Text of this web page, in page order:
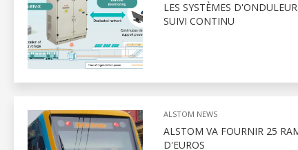
LES SYSTÈMES
SUIVI CONTINU
ALSTOM NEWS
ALSTOM VA FOURNIR 25
D'EUROS